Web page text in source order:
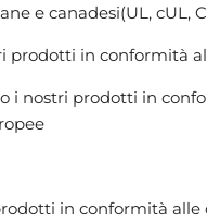
e canadesi(UL, cUL,
prodotti in conformità
i nostri prodotti in
in conformità alle